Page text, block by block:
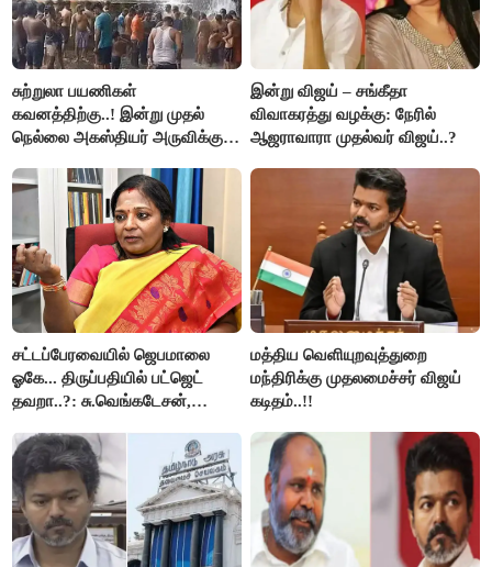
சுற்றுலா பயணிகள்
கவனத்திற்கு..! இன்று முதல்
நெல்லை அகஸ்தியர் அருவிக்கு
இன்று விஜய் – சங்கீதா
விவாகரத்து வழக்கு: நேரில்
ஆஜராவாரா முதல்வர் விஜய்..?
சட்டப்பேரவையில் ஜெபமாலை
ஓகே... திருப்பதியில் பட்ஜெட்
தவறா..?: சு.வெங்கடேசன்,
கேள்வி..!
மத்திய வெளியுறவுத்துறை
மந்திரிக்கு முதலமைச்சர் விஜய்
கடிதம்..!!